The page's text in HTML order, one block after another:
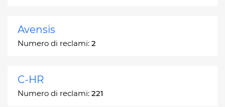
Avensis
Numero di reclami: 2
C-HR
Numero di reclami: 221